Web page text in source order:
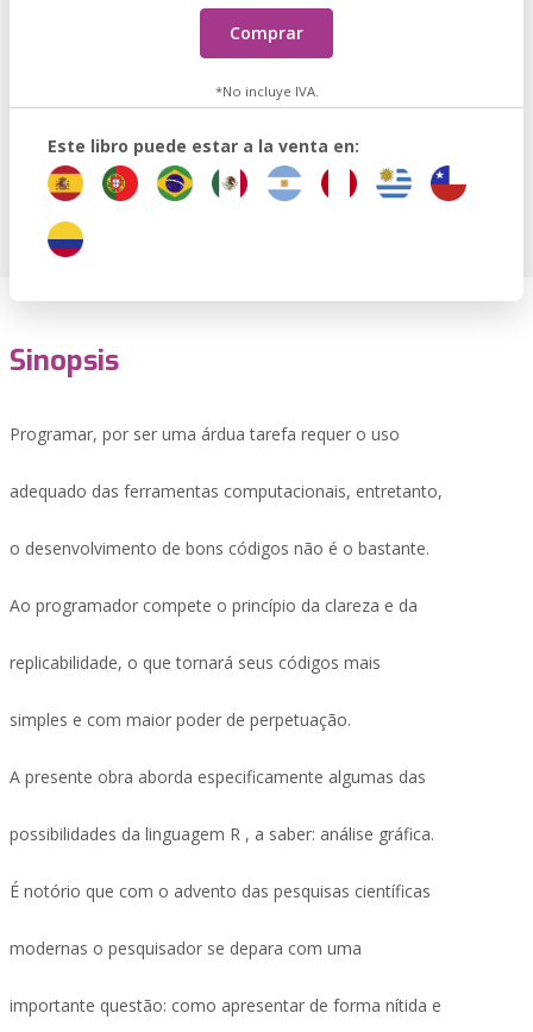
Comprar
*No incluye IVA.
Este libro puede estar a la venta en:
Sinopsis
Programar, por ser uma árdua tarefa requer o uso
adequado das ferramentas computacionais, entretanto,
o desenvolvimento de bons códigos não é o bastante.
Ao programador compete o princípio da clareza e da
replicabilidade, o que tornará seus códigos mais
simples e com maior poder de perpetuação.
A presente obra aborda especificamente algumas das
possibilidades da linguagem R , a saber: análise gráfica.
É notório que com o advento das pesquisas científicas
modernas o pesquisador se depara com uma
importante questão: como apresentar de forma nítida e